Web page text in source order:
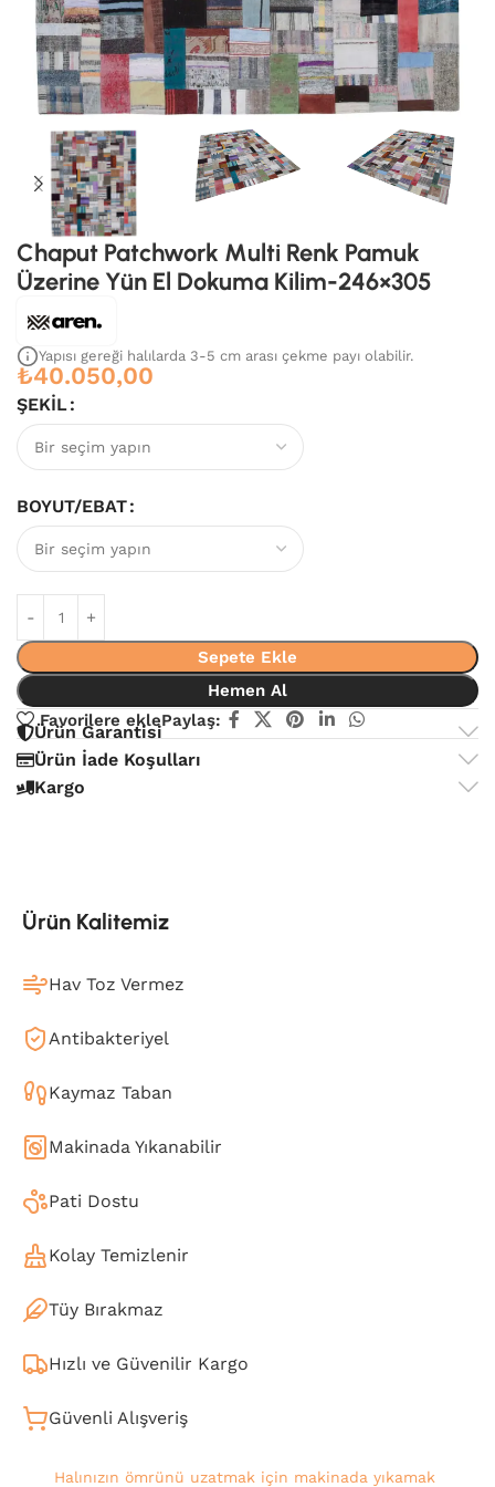
Chaput Patchwork Multi Renk Pamuk
Üzerine Yün El Dokuma Kilim-246×305
Yapısı gereği halılarda 3-5 cm arası çekme payı olabilir.
₺40.050,00
ŞEKIL
BOYUT/EBAT
Sepete Ekle
Hemen Al
Favorilere eklePaylaş:
Ürün Garantisi
Ürün İade Koşulları
Kargo
Ürün Kalitemiz
Hav Toz Vermez
Antibakteriyel
Kaymaz Taban
Makinada Yıkanabilir
Pati Dostu
Kolay Temizlenir
Tüy Bırakmaz
Hızlı ve Güvenilir Kargo
Güvenli Alışveriş
Halınızın ömrünü uzatmak için makinada yıkamak